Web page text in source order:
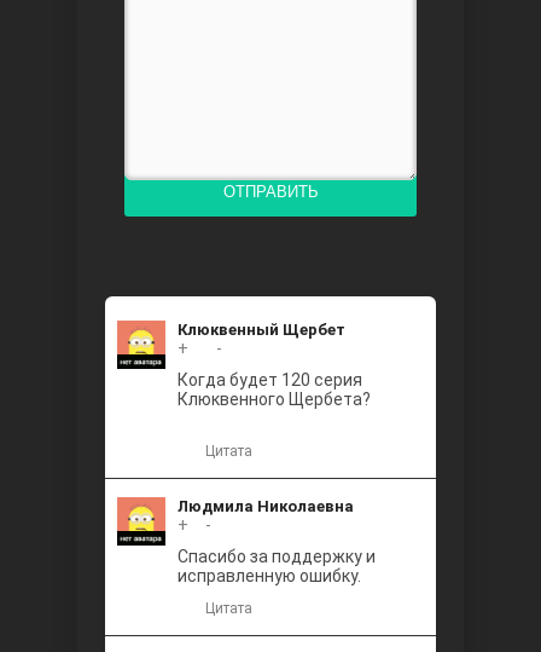
Между
ОТПРАВИТЬ
Клюквенный Щербет
+
-
Когда будет 120 серия
Клюквенного Щербета?
Цитата
Людмила Николаевна
+
-
Спасибо за поддержку и
исправленную ошибку.
Цитата